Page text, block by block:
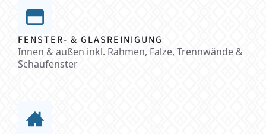
FENSTER- & GLASREINIGUNG
Innen & außen inkl. Rahmen, Falze, Trennwände &
Schaufenster